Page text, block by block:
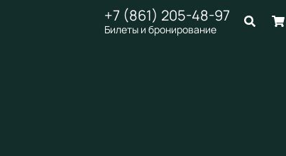
+7 (861) 205-48-97
Билеты и бронирование